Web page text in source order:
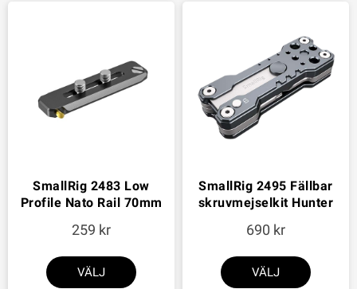
SmallRig 2483 Low
Profile Nato Rail 70mm
259
VÄLJ
SmallRig 2495 Fällbar
skruvmejselkit Hunter
690
VÄLJ